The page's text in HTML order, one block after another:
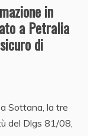
in
a Petralia
di
Sottana, la tre
del Dlgs 81/08,